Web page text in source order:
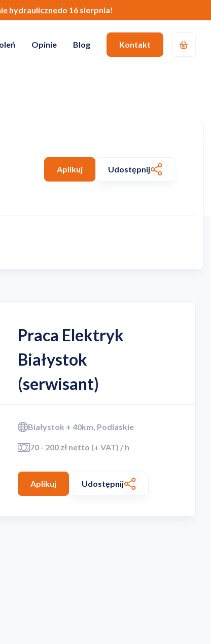
hydraulicznedo 16 sierpnia!
Opinie Blog Kontakt
Aplikuj Udostępnij
Praca Elektryk
Białystok
(serwisant)
Białystok + 40km, Podlaskie
70 - 200 zł netto (+ VAT) / h
Aplikuj Udostępnij